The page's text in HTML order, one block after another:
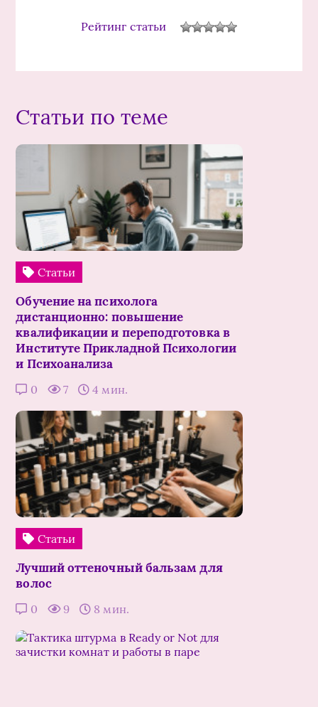
Рейтинг статьи
Статьи по теме
Статьи
Обучение на психолога
дистанционно: повышение
квалификации и переподготовка в
Институте Прикладной Психологии
и Психоанализа
0 7 4 мин.
Статьи
Лучший оттеночный бальзам для
волос
0 9 8 мин.